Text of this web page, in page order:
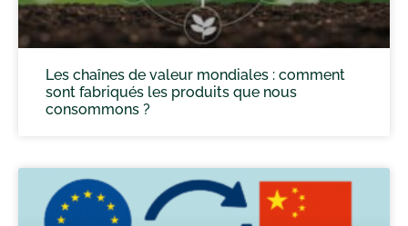
Les chaînes de valeur mondiales : comment
sont fabriqués les produits que nous
consommons ?